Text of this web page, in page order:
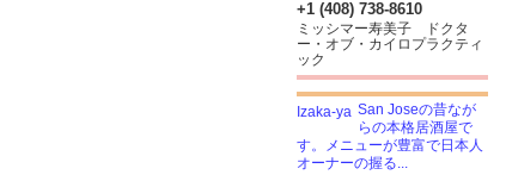
+1 (408) 738-8610
ミッシマー寿美子 ドクタ
ー・オブ・カイロプラクティ
ック
San Joseの昔なが
らの本格居酒屋で
す。メニューが豊富で日本人
オーナーの握る...